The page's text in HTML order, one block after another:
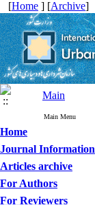
[Home ] [Archive]
Main
Main Menu
Home
Journal Information
Articles archive
For Authors
For Reviewers